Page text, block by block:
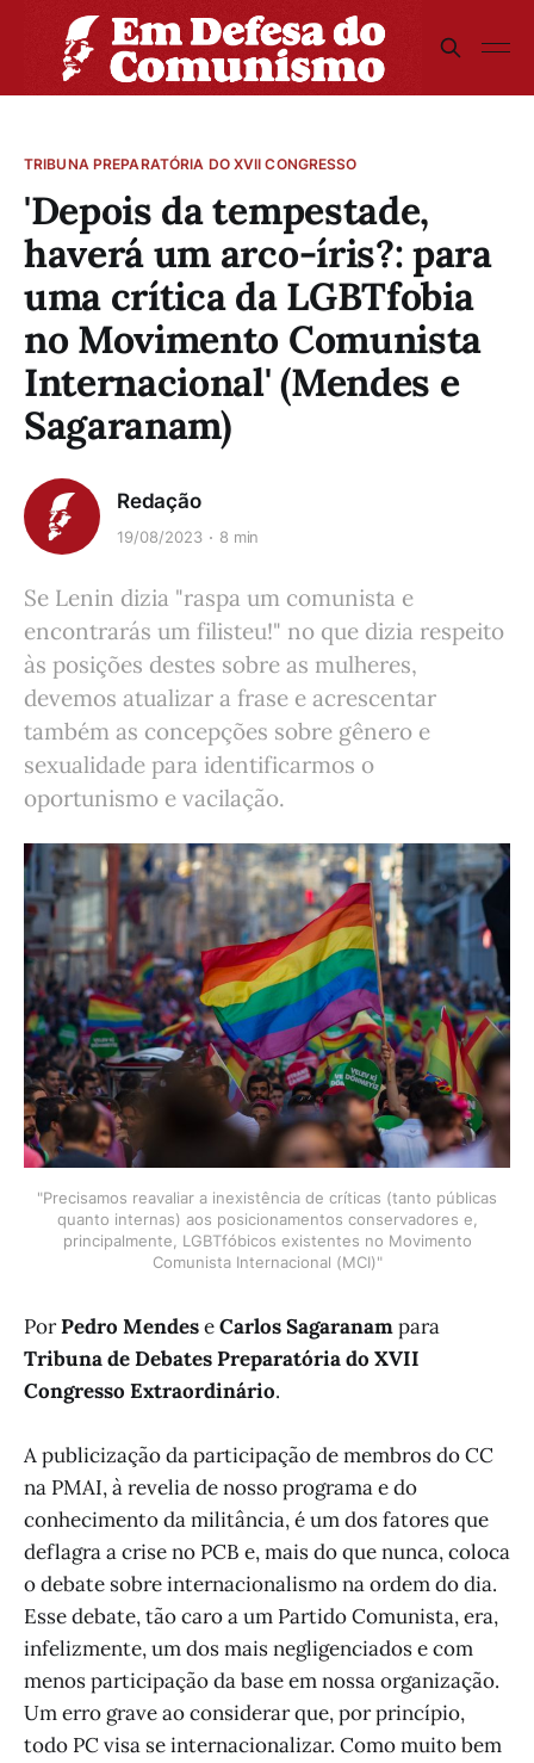
TRIBUNA PREPARATÓRIA DO XVII CONGRESSO
'Depois da tempestade,
haverá um arco-íris?: para
uma crítica da LGBTfobia
no Movimento Comunista
Internacional' (Mendes e
Sagaranam)
Redação
19/08/2023 8 min
Se Lenin dizia "raspa um comunista e
encontrarás um filisteu!" no que dizia respeito
às posições destes sobre as mulheres,
devemos atualizar a frase e acrescentar
também as concepções sobre gênero e
sexualidade para identificarmos o
oportunismo e vacilação.
"Precisamos reavaliar a inexistência de críticas (tanto públicas
quanto internas) aos posicionamentos conservadores e,
principalmente, LGBTfóbicos existentes no Movimento
Comunista Internacional (MCI)"
PorPedro MendeseCarlos Sagaranampara
Tribuna de Debates Preparatória do XVII
Congresso Extraordinário.
A publicização da participação de membros do CC
na PMAI, à revelia de nosso programa e do
conhecimento da militância, é um dos fatores que
deflagra a crise no PCB e, mais do que nunca, coloca
o debate sobre internacionalismo na ordem do dia.
Esse debate, tão caro a um Partido Comunista, era,
infelizmente, um dos mais negligenciados e com
menos participação da base em nossa organização.
Um erro grave ao considerar que, por princípio,
todo PC visa se internacionalizar. Como muito bem